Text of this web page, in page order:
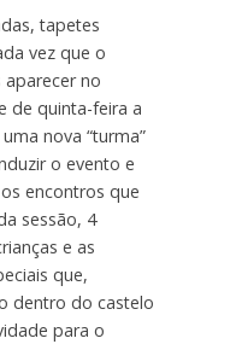
tapetes
vez que o
no
de quinta-feira a
nova “turma”
o evento e
encontros que
sessão, 4
e as
que,
dentro do castelo
para o